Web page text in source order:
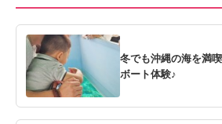
冬でも沖縄の海を満
ボート体験♪